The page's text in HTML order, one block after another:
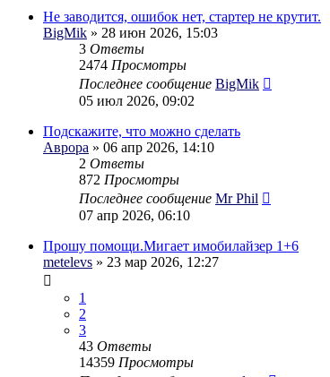
Не заводится, ошибок нет, стартер не крутит.
BigMik » 28 июн 2026, 15:03
3 Ответы
2474 Просмотры
Последнее сообщение BigMik
05 июл 2026, 09:02
Подскажите, что можно сделать
Аврора » 06 апр 2026, 14:10
2 Ответы
872 Просмотры
Последнее сообщение Mr Phil
07 апр 2026, 06:10
Прошу помощи.Мигает имобилайзер 1+6
metelevs » 23 мар 2026, 12:27
1
2
3
43 Ответы
14359 Просмотры